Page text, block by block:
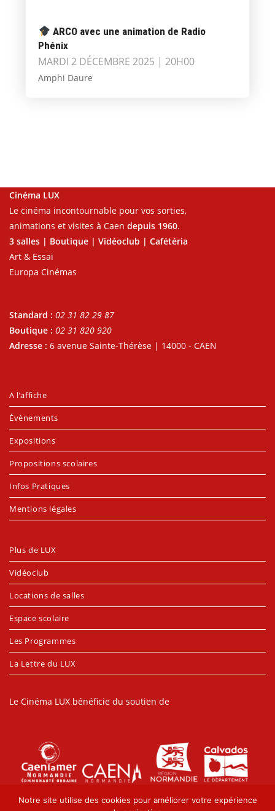
ARCO avec une animation de Radio
Phénix
MARDI 2 DÉCEMBRE 2025 | 20H00
Amphi Daure
Cinéma LUX
Le cinéma incontournable pour vos sorties,
animations et visites à Caen depuis 1960.
3 salles | Boutique | Vidéoclub | Cafétéria
Art & Essai
Europa Cinémas
Standard : 02 31 82 29 87
Boutique : 02 31 820 920
Adresse : 6 avenue Sainte-Thérèse | 14000 - CAEN
A l’affiche
Évènements
Expositions
Propositions scolaires
Infos Pratiques
Mentions légales
Plus de LUX
Vidéoclub
Locations de salles
Espace scolaire
Les Programmes
La Lettre du LUX
Le Cinéma LUX bénéficie du soutien de
Notre site utilise des cookies pour améliorer votre expérience